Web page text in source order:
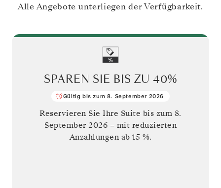
Alle Angebote unterliegen der Verfügbarkeit.
SPAREN SIE BIS ZU 40%
Gültig bis zum 8. September 2026
Reservieren Sie Ihre Suite bis zum 8.
September 2026 – mit reduzierten
Anzahlungen ab 15 %.